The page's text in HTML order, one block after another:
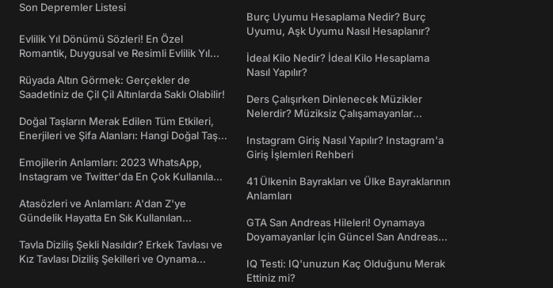
Son Depremler Listesi
Evlilik Yıl Dönümü Sözleri! En Özel
Romantik, Duygusal ve Resimli Evlilik Yıl
Rüyada Altın Görmek: Gerçekler de
Saadetiniz de Çil Çil Altınlarda Saklı Olabilir!
Doğal Taşların Merak Edilen Tüm Etkileri,
Enerjileri ve Şifa Alanları: Hangi Doğal Taş
Emojilerin Anlamları: 2023 WhatsApp,
Instagram ve Twitter'da En Çok Kullanılan
Atasözleri ve Anlamları: A'dan Z'ye
Gündelik Hayatta En Sık Kullanılan
Tavla Diziliş Şekli Nasıldır? Erkek Tavlası ve
Kız Tavlası Diziliş Şekilleri ve Oynama
Burç Uyumu Hesaplama Nedir? Burç
Uyumu, Aşk Uyumu Nasıl Hesaplanır?
İdeal Kilo Nedir? İdeal Kilo Hesaplama
Nasıl Yapılır?
Ders Çalışırken Dinlenecek Müzikler
Nelerdir? Müziksiz Çalışamayanlar
Instagram Giriş Nasıl Yapılır? Instagram'a
Giriş İşlemleri Rehberi
41 Ülkenin Bayrakları ve Ülke Bayraklarının
Anlamları
GTA San Andreas Hileleri! Oynamaya
Doyamayanlar İçin Güncel San Andreas
IQ Testi: IQ'unuzun Kaç Olduğunu Merak
Ettiniz mi?